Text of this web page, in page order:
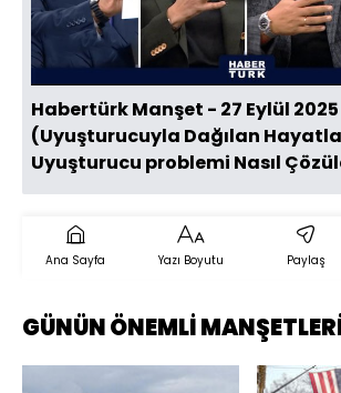
Oynat
Habertürk Manşet - 27 Eylül 2025
(Uyuşturucuyla Dağılan
Uyuşturucu problemi Nasıl
Ana Sayfa Yazı Boyutu Paylaş
GÜNÜN ÖNEMLİ